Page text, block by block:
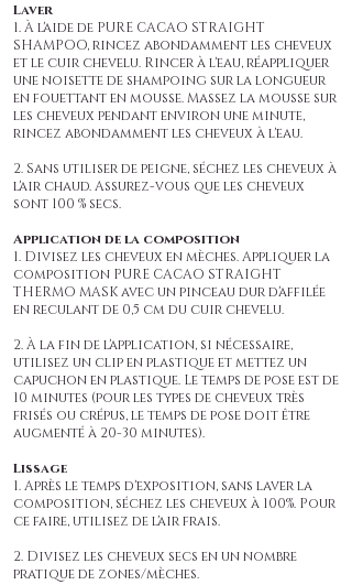
Laver
1. À l'aide de PURE CACAO STRAIGHT
SHAMPOO, rincez abondamment les cheveux
et le cuir chevelu. Rincer à l'eau, réappliquer
une noisette de shampoing sur la longueur
en fouettant en mousse. Massez la mousse sur
les cheveux pendant environ une minute,
rincez abondamment les cheveux à l'eau.
2. Sans utiliser de peigne, séchez les cheveux à
l'air chaud. Assurez-vous que les cheveux
sont 100 % secs.
Application de la composition
1. Divisez les cheveux en mèches. Appliquer la
composition PURE CACAO STRAIGHT
THERMO MASK avec un pinceau dur d'affilée
en reculant de 0,5 cm du cuir chevelu.
2. À la fin de l'application, si nécessaire,
utilisez un clip en plastique et mettez un
capuchon en plastique. Le temps de pose est de
10 minutes (pour les types de cheveux très
frisés ou crépus, le temps de pose doit être
augmenté à 20-30 minutes).
Lissage
1. Après le temps d'exposition, sans laver la
composition, séchez les cheveux à 100%. Pour
ce faire, utilisez de l'air frais.
2. Divisez les cheveux secs en un nombre
pratique de zones/mèches.